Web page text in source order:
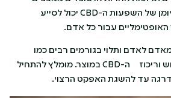
רפואיים מסוימים. ניהול יומן של השפעות ה-CBD יכול לסייע
עבור כל אדם.
לאדם ותלוי בגורמים רבים כמו
משקל גוף, מטרת השימוש וריכוז ה-CBD במוצר. מומלץ להתחיל
עד להשגת האפקט הרצוי.